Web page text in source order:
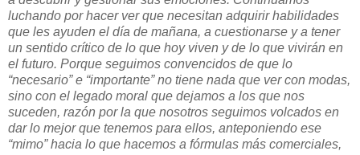
luchando por hacer ver que necesitan adquirir habilidades
que les ayuden el día de mañana, a cuestionarse y a tener
un sentido crítico de lo que hoy viven y de lo que vivirán en
el futuro. Porque seguimos convencidos de que lo
“necesario” e “importante” no tiene nada que ver con modas,
sino con el legado moral que dejamos a los que nos
suceden, razón por la que nosotros seguimos volcados en
dar lo mejor que tenemos para ellos, anteponiendo ese
“mimo” hacia lo que hacemos a fórmulas más comerciales,